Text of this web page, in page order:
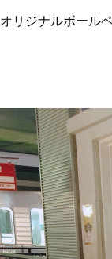
オリジナルボール